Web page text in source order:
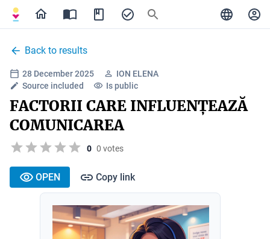
Back to results
28 December 2025
ION ELENA
Source included
Is public
FACTORII CARE INFLUENȚEAZĂ
COMUNICAREA
0 0 votes
OPEN Copy link